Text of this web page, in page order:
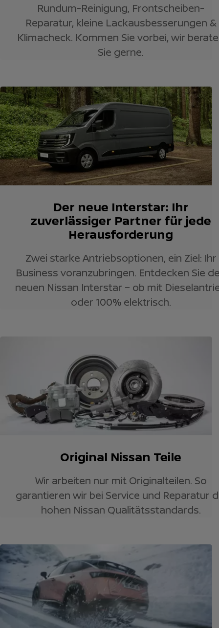
Rundum-Reinigung, Frontscheiben-
Reparatur, kleine Lackausbesserungen &
Klimacheck. Kommen Sie vorbei, wir
Sie gerne.
Der neue Interstar: Ihr
zuverlässiger Partner für jede
Herausforderung
Zwei starke Antriebsoptionen, ein Ziel: Ihr
Business voranzubringen. Entdecken Sie
neuen Nissan Interstar – ob mit
oder 100% elektrisch.
Original Nissan Teile
Wir arbeiten nur mit Originalteilen. So
garantieren wir bei Service und Reparatur
hohen Nissan Qualitätsstandards.